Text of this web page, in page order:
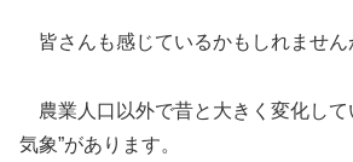
皆さんも感じているかもしれません
農業人口以外で昔と大きく変化して
気象”があります。